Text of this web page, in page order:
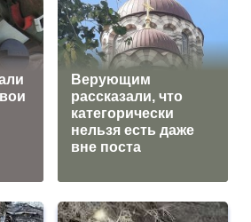
Верующим
рассказали, что
категорически
нельзя есть даже
вне поста